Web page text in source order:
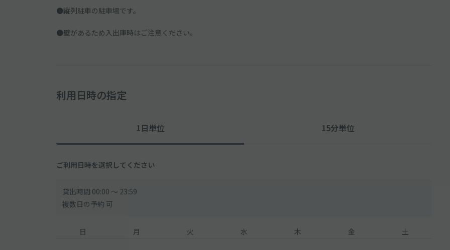
●縦列駐車の駐車場です。
●壁があるため入出庫時はご注意ください。
利用日時の指定
1日単位 15分単位
ご利用日時を選択してください
貸出時間 00:00 〜 23:59
複数日の予約 可
日 月 火 水 木 金 土